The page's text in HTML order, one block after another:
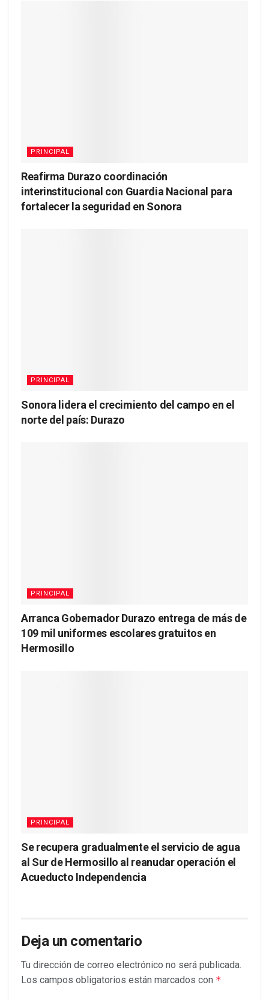
PRINCIPAL
Reafirma Durazo coordinación
interinstitucional con Guardia Nacional para
fortalecer la seguridad en Sonora
PRINCIPAL
Sonora lidera el crecimiento del campo en el
norte del país: Durazo
PRINCIPAL
Arranca Gobernador Durazo entrega de más de
109 mil uniformes escolares gratuitos en
Hermosillo
PRINCIPAL
Se recupera gradualmente el servicio de agua
al Sur de Hermosillo al reanudar operación el
Acueducto Independencia
Deja un comentario
Tu dirección de correo electrónico no será publicada.
Los campos obligatorios están marcados con *